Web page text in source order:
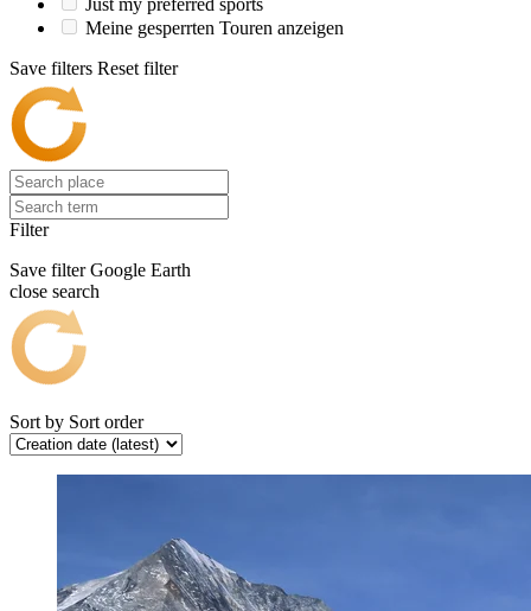
Meine gesperrten Touren anzeigen
Save filters Reset filter
Filter
Save filter Google Earth
close search
Sort by Sort order